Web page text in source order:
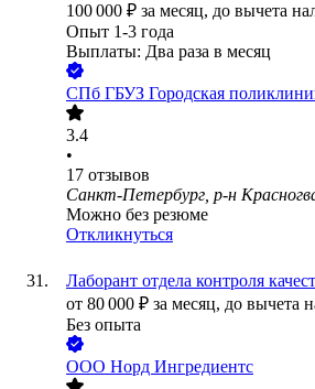
100 000 ₽ за месяц, до вычета
Опыт 1-3 года
Выплаты: Два раза в месяц
СПб ГБУЗ Городская
3.4
•
17 отзывов
Санкт-Петербург, р-н
Можно без резюме
Откликнуться
Лаборант отдела контроля
от 80 000 ₽ за месяц, до вычета
Без опыта
ООО Норд Ингредиентс